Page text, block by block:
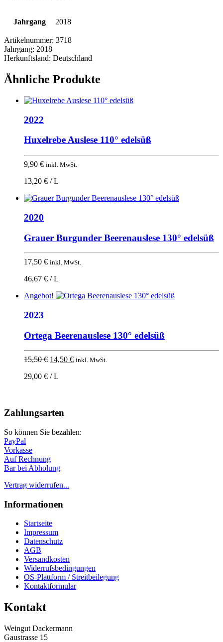
Jahrgang 2018
Artikelnummer: 3718
Jahrgang: 2018
Herkunftsland: Deutschland
Ähnliche Produkte
2022
Huxelrebe Auslese 110° edelsüß
9,90 € inkl. MwSt.
13,20 € / L
2020
Grauer Burgunder Beerenauslese 130° edelsüß
17,50 € inkl. MwSt.
46,67 € / L
Angebot!
2023
Ortega Beerenauslese 130° edelsüß
15,50€ Ursprünglicher
war:
14,50 €Aktueller
inkl. MwSt.
29,00 € / L
oben
Zahlungsarten
So können Sie bezahlen:
PayPal
Vorkasse
Auf Rechnung
Bar bei Abholung
Vertrag widerrufen...
Informationen
Startseite
Impressum
Datenschutz
AGB
Versandkosten
Widerrufsbedingungen
OS-Plattform / Streitbeilegung
Kontaktformular
Kontakt
Weingut Dackermann
Gaustrasse 15